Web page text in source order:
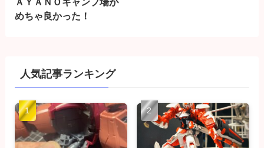
めちゃ良かった！
人気記事ランキング